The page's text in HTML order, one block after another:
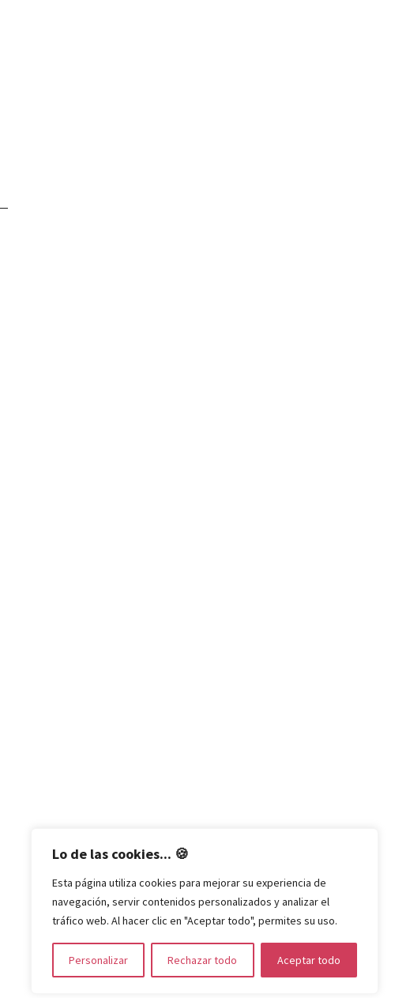
Lo de las cookies... 🍪
Esta página utiliza cookies para mejorar su experiencia de
navegación, servir contenidos personalizados y analizar el
tráfico web. Al hacer clic en "Aceptar todo", permites su uso.
Personalizar Rechazar todo Aceptar todo